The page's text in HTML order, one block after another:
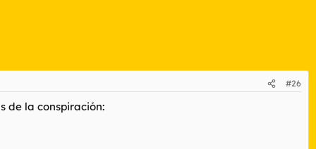
#26
de la conspiración: